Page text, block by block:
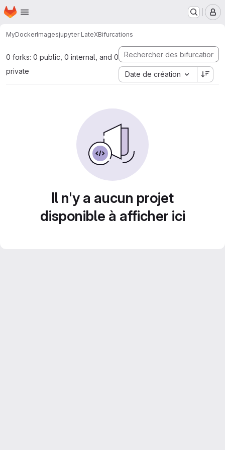
Passer au contenu principal
Page d'accueil
MyDockerImagesjupyter LateXBifurcations
0 forks: 0 public, 0 internal, and 0
private
Date de création
Il n'y a aucun projet
disponible à afficher ici